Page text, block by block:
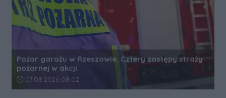
Pożar garażu w Rzeszowie. Cztery zastępy straży
pożarnej w akcji
Data dodania artykułu:
07.08.2026 08:02